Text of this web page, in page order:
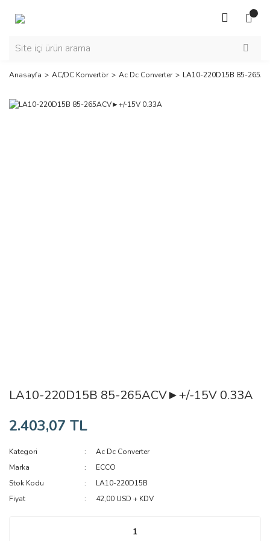
Anasayfa AC/DC Konvertör Ac Dc Converter LA10-220D15B 85-
LA10-220D15B 85-265ACV►+/-15V 0.33A
2.403,07 TL
Kategori
Ac Dc Converter
Marka
ECCO
Stok Kodu
LA10-220D15B
Fiyat
42,00 USD + KDV